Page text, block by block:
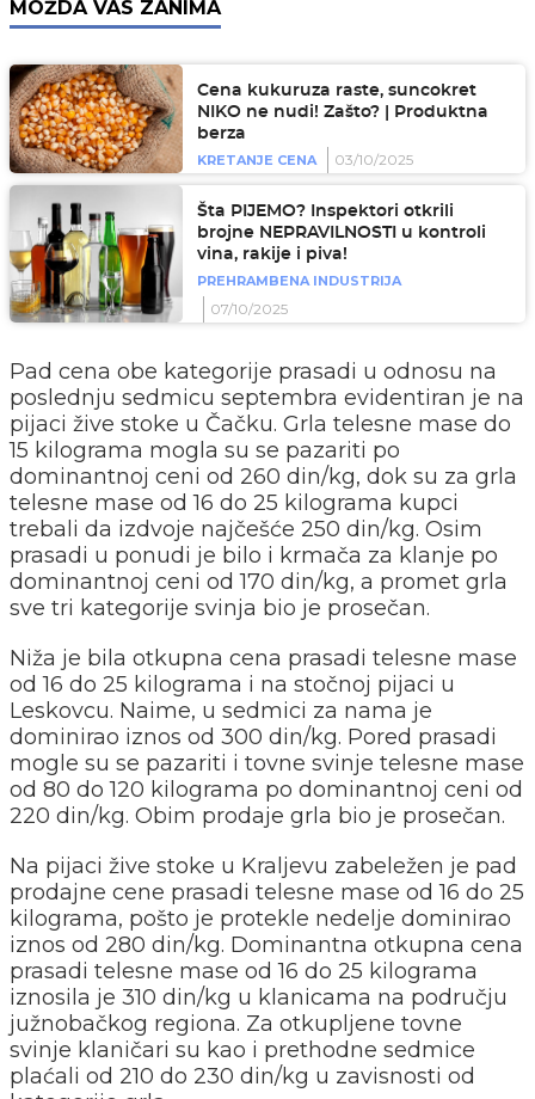
MOŽDA VAS ZANIMA
Cena kukuruza raste, suncokret
NIKO ne nudi! Zašto? | Produktna
berza
KRETANJE CENA
03/10/2025
Šta PIJEMO? Inspektori otkrili
brojne NEPRAVILNOSTI u kontroli
vina, rakije i piva!
PREHRAMBENA INDUSTRIJA
07/10/2025
Pad cena obe kategorije prasadi u odnosu na
poslednju sedmicu septembra evidentiran je na
pijaci žive stoke u Čačku. Grla telesne mase do
15 kilograma mogla su se pazariti po
dominantnoj ceni od 260 din/kg, dok su za grla
telesne mase od 16 do 25 kilograma kupci
trebali da izdvoje najčešće 250 din/kg. Osim
prasadi u ponudi je bilo i krmača za klanje po
dominantnoj ceni od 170 din/kg, a promet grla
sve tri kategorije svinja bio je prosečan.
Niža je bila otkupna cena prasadi telesne mase
od 16 do 25 kilograma i na stočnoj pijaci u
Leskovcu. Naime, u sedmici za nama je
dominirao iznos od 300 din/kg. Pored prasadi
mogle su se pazariti i tovne svinje telesne mase
od 80 do 120 kilograma po dominantnoj ceni od
220 din/kg. Obim prodaje grla bio je prosečan.
Na pijaci žive stoke u Kraljevu zabeležen je pad
prodajne cene prasadi telesne mase od 16 do 25
kilograma, pošto je protekle nedelje dominirao
iznos od 280 din/kg. Dominantna otkupna cena
prasadi telesne mase od 16 do 25 kilograma
iznosila je 310 din/kg u klanicama na području
južnobačkog regiona. Za otkupljene tovne
svinje klaničari su kao i prethodne sedmice
plaćali od 210 do 230 din/kg u zavisnosti od